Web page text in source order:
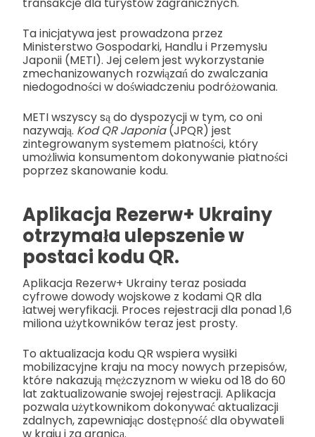
Ta inicjatywa jest prowadzona przez
Ministerstwo Gospodarki, Handlu i Przemysłu
Japonii (METI). Jej celem jest wykorzystanie
zmechanizowanych rozwiązań do zwalczania
niedogodności w doświadczeniu podróżowania.
METI wszyscy są do dyspozycji w tym, co oni
nazywają. Kod QR Japonia(JPQR) jest
zintegrowanym systemem płatności, który
umożliwia konsumentom dokonywanie płatności
poprzez skanowanie kodu.
Aplikacja Rezerw+ Ukrainy
otrzymała ulepszenie w
postaci kodu QR.
Aplikacja Rezerw+ Ukrainy teraz posiada
cyfrowe dowody wojskowe z kodami QR dla
łatwej weryfikacji. Proces rejestracji dla ponad 1,6
miliona użytkowników teraz jest prosty.
To aktualizacja kodu QR wspiera wysiłki
mobilizacyjne kraju na mocy nowych przepisów,
które nakazują mężczyznom w wieku od 18 do 60
lat zaktualizowanie swojej rejestracji. Aplikacja
pozwala użytkownikom dokonywać aktualizacji
zdalnych, zapewniając dostępność dla obywateli